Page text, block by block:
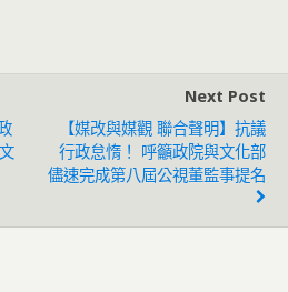
Next Post
【媒改與媒觀 聯合聲明】抗議
行政怠惰！ 呼籲政院與文化部
儘速完成第八屆公視董監事提名